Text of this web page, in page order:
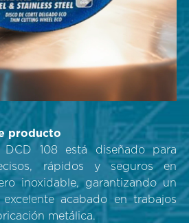
producto
108 está diseñado para
rápidos y seguros en
inoxidable, garantizando un
acabado en trabajos
metálica.